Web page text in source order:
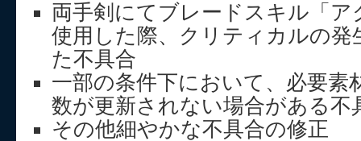
両手剣にてブレードスキル「
使用した際、クリティカルの発
た不具合
一部の条件下において、必要素
数が更新されない場合がある不
その他細やかな不具合の修正